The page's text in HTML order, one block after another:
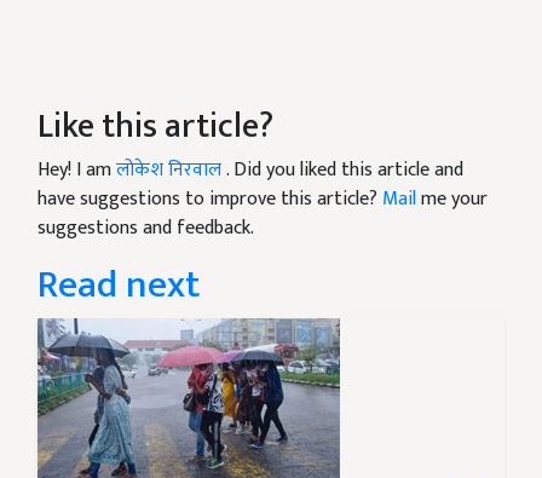
Like this article?
Hey! I amलोकेश निरवाल. Did you liked this article and
have suggestions to improve this article? Mailme your
suggestions and feedback.
Read next